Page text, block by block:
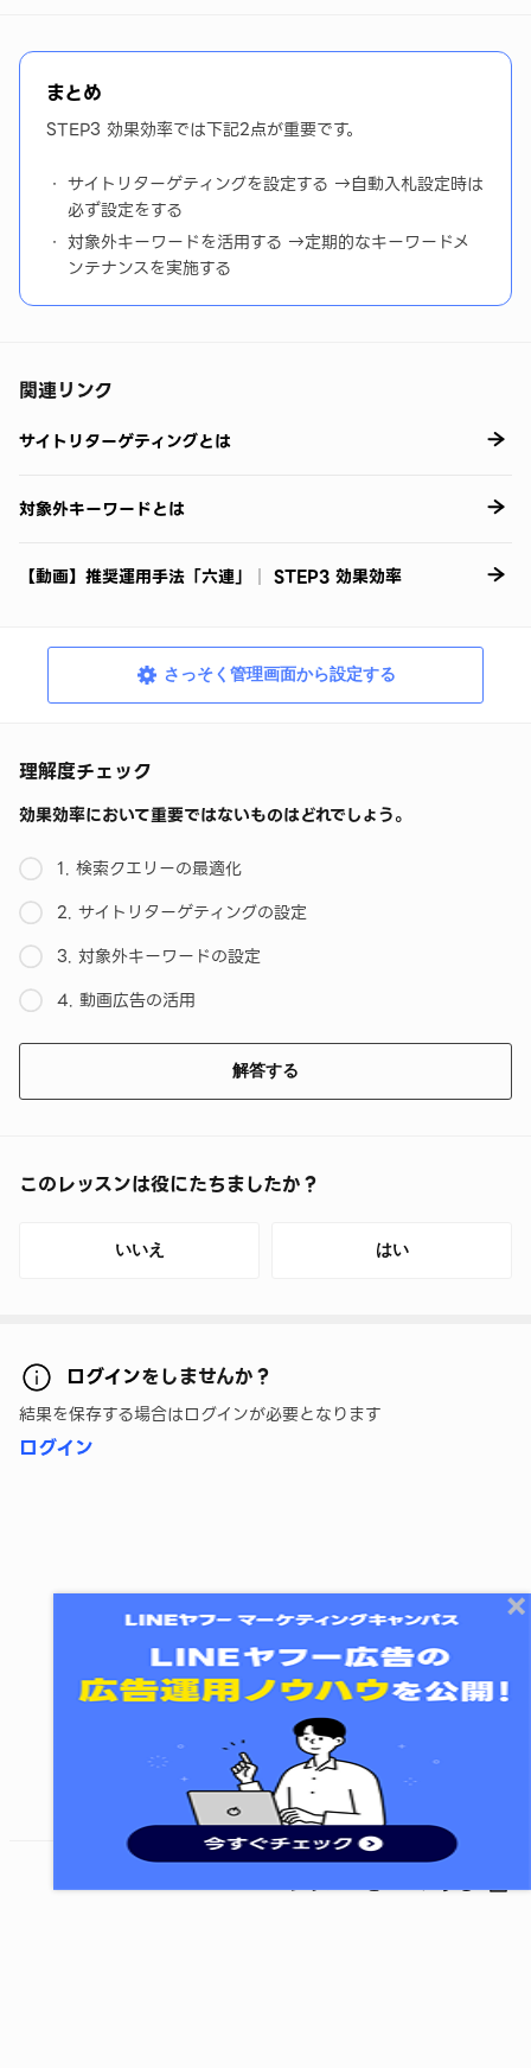
まとめ
STEP3 効果効率では下記2点が重要です。
サイトリターゲティングを設定する →自動入札設定時は
必ず設定をする
対象外キーワードを活用する →定期的なキーワードメ
ンテナンスを実施する
関連リンク
サイトリターゲティングとは
対象外キーワードとは
【動画】推奨運用手法「六連」│ STEP3 効果効率
さっそく管理画面から設定する
理解度チェック
効果効率において重要ではないものはどれでしょう。
1. 検索クエリーの最適化
2. サイトリターゲティングの設定
3. 対象外キーワードの設定
4. 動画広告の活用
解答する
このレッスンは役にたちましたか？
いいえ はい
ログインをしませんか？
結果を保存する場合はログインが必要となります
ログイン
終了する 次のレッスンに進む
レッスンをシェアする